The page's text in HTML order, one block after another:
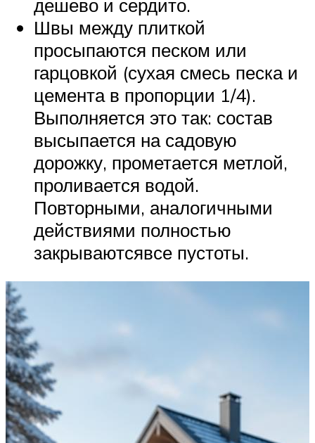
дешево и сердито.
Швы между плиткой
просыпаются песком или
гарцовкой (сухая смесь песка и
цемента в пропорции 1/4).
Выполняется это так: состав
высыпается на садовую
дорожку, прометается метлой,
проливается водой.
Повторными, аналогичными
действиями полностью
закрываютсявсе пустоты.